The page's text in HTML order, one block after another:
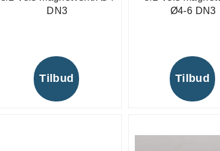
DN3
Tilbud
Ø4-6 DN3
Tilbud